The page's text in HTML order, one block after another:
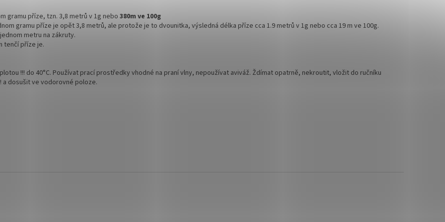
gramu příze, tzn. 3,8 metrů v 1g nebo 380m ve 100g
gramu příze je opět 3,8 metrů, ale protože je to dvounitka, výsledná délka příze cca 1.9 metrů v 1g nebo cca 19 m ve 100g.
metru na zákruty.
tenčí příze je.
!!! do 40°C. Používat prací prostředky vhodné na praní vlny, nepoužívat aviváž. Ždímat opatrně, nekroutit, vložit do ručníku
a dosušit ve vodorovné poloze.